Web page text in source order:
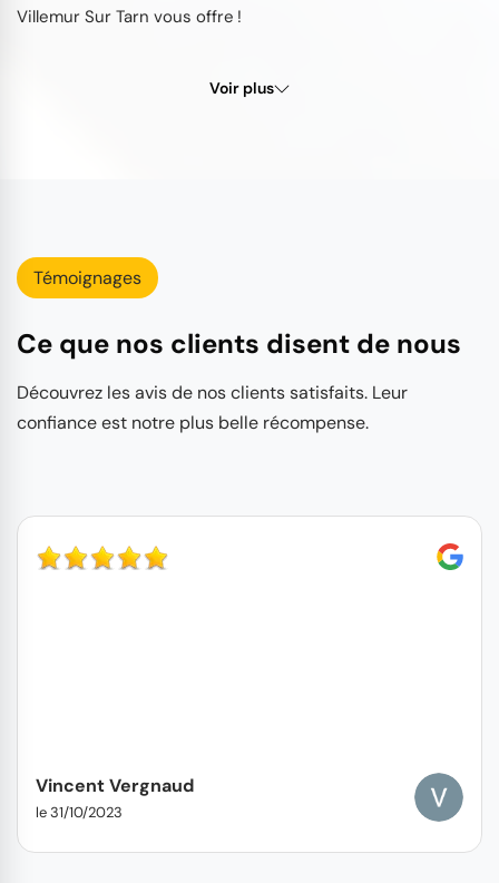
Villemur Sur Tarn vous offre !
Voir plus
Témoignages
Ce que nos clients disent de nous
Découvrez les avis de nos clients satisfaits. Leur
confiance est notre plus belle récompense.
Vincent Vergnaud
le 31/10/2023